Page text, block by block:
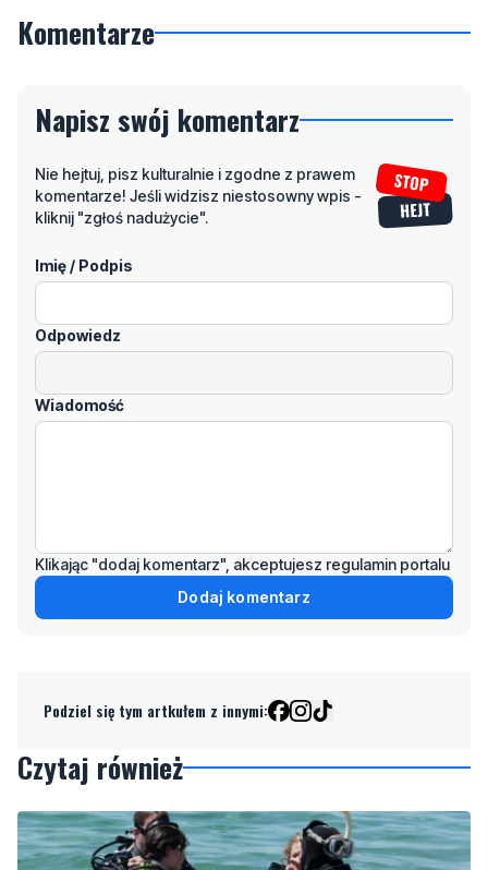
Komentarze
Napisz swój komentarz
Nie hejtuj, pisz kulturalnie i zgodne z prawem
komentarze! Jeśli widzisz niestosowny wpis -
kliknij "zgłoś nadużycie".
Imię / Podpis
Odpowiedz
Wiadomość
Klikając "dodaj komentarz", akceptujesz regulamin portalu
Dodaj komentarz
Podziel się tym artkułem z innymi:
Czytaj również